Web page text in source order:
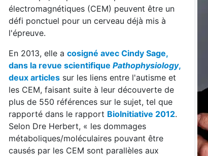
électromagnétiques (CEM) peuvent être un
défi ponctuel pour un cerveau déjà mis à
l'épreuve.
En 2013, elle a cosigné avec Cindy Sage,
dans la revue scientifique Pathophysiology,
deux articles sur les liens entre l'autisme et
les CEM, faisant suite à leur découverte de
plus de 550 références sur le sujet, tel que
rapporté dans le rapport BioInitiative 2012.
Selon Dre Herbert, « les dommages
métaboliques/moléculaires pouvant être
causés par les CEM sont parallèles aux